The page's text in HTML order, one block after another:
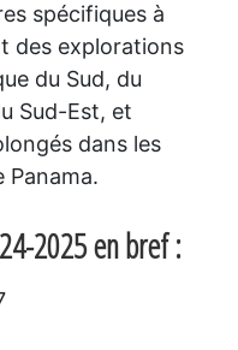
spécifiques à
des explorations
du Sud, du
Sud-Est, et
dans les
Panama.
2025 en bref :